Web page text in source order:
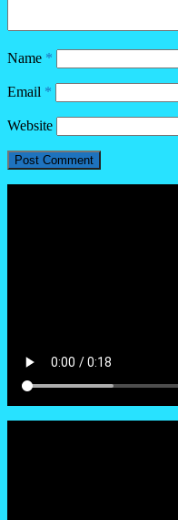
Name *
Email *
Website